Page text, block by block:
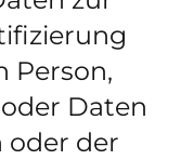
Person,
Daten
oder der